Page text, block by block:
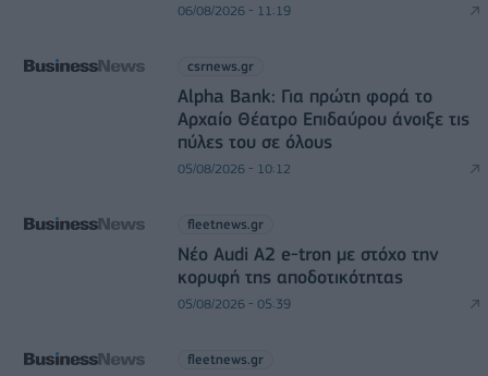
06/08/2026 - 11:19
csrnews.gr
Alpha Bank: Για πρώτη φορά το
Αρχαίο Θέατρο Επιδαύρου άνοιξε τις
πύλες του σε όλους
05/08/2026 - 10:12
fleetnews.gr
Νέο Audi A2 e-tron με στόχο την
κορυφή της αποδοτικότητας
05/08/2026 - 05:39
fleetnews.gr